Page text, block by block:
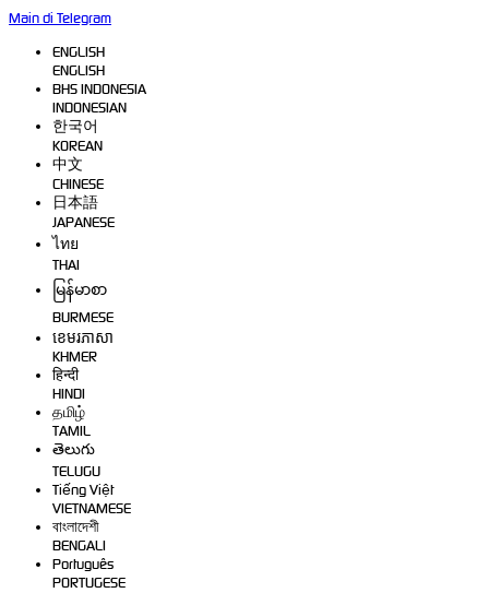
Main di Telegram
ENGLISH
ENGLISH
BHS INDONESIA
INDONESIAN
한국어
KOREAN
中文
CHINESE
日本語
JAPANESE
ไทย
THAI
မြန်မာစာ
BURMESE
ខេមរភាសា
KHMER
हिन्दी
HINDI
தமிழ்
TAMIL
తెలుగు
TELUGU
Tiếng Việt
VIETNAMESE
বাংলাদেশী
BENGALI
Português
PORTUGESE